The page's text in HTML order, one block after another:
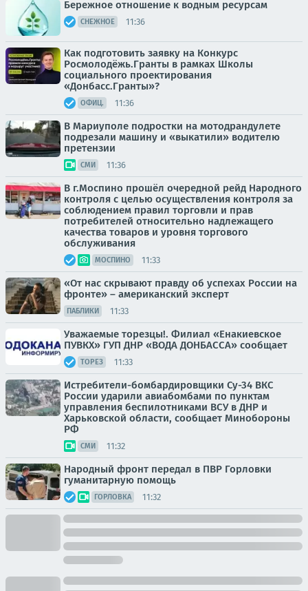
Бережное отношение к водным ресурсам
СНЕЖНОЕ 11:36
Как подготовить заявку на Конкурс
Росмолодёжь.Гранты в рамках Школы
социального проектирования
«Донбасс.Гранты»?
ОФИЦ. 11:36
В Мариуполе подростки на мотодрандулете
подрезали машину и «выкатили» водителю
претензии
СМИ 11:36
В г.Моспино прошёл очередной рейд Народного
контроля с целью осуществления контроля за
соблюдением правил торговли и прав
потребителей относительно надлежащего
качества товаров и уровня торгового
обслуживания
МОСПИНО 11:33
«От нас скрывают правду об успехах России на
фронте» – американский эксперт
ПАБЛИКИ 11:33
Уважаемые торезцы!. Филиал «Енакиевское
ПУВКХ» ГУП ДНР «ВОДА ДОНБАССА» сообщает
ТОРЕЗ 11:33
Истребители-бомбардировщики Су-34 ВКС
России ударили авиабомбами по пунктам
управления беспилотниками ВСУ в ДНР и
Харьковской области, сообщает Минобороны
РФ
СМИ 11:32
Народный фронт передал в ПВР Горловки
гуманитарную помощь
ГОРЛОВКА 11:32